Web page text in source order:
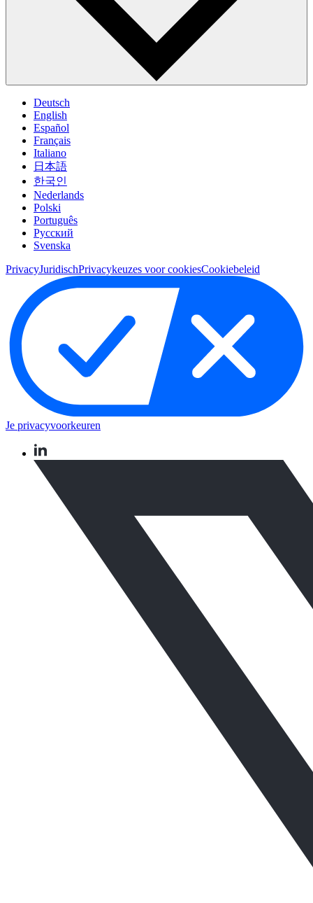
Deutsch
English
Español
Français
Italiano
日本語
한국인
Nederlands
Polski
Português
Pусский
Svenska
PrivacyJuridischPrivacykeuzes voor cookiesCookiebeleid
Je privacyvoorkeuren